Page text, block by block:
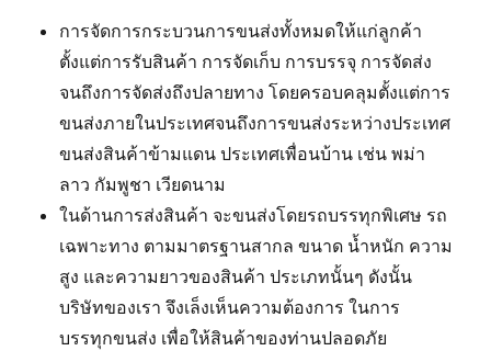
การจัดการกระบวนการขนส่งทั้งหมดให้แก่ลูกค้า
ตั้งแต่การรับสินค้า การจัดเก็บ การบรรจุ การจัดส่ง
จนถึงการจัดส่งถึงปลายทาง โดยครอบคลุมตั้งแต่การ
ขนส่งภายในประเทศจนถึงการขนส่งระหว่างประเทศ
ขนส่งสินค้าข้ามแดน ประเทศเพื่อนบ้าน เช่น พม่า
ลาว กัมพูชา เวียดนาม
ในด้านการส่งสินค้า จะขนส่งโดยรถบรรทุกพิเศษ รถ
เฉพาะทาง ตามมาตรฐานสากล ขนาด น้ำหนัก ความ
สูง และความยาวของสินค้า ประเภทนั้นๆ ดังนั้น
บริษัทของเรา จึงเล็งเห็นความต้องการ ในการ
บรรทุกขนส่ง เพื่อให้สินค้าของท่านปลอดภัย